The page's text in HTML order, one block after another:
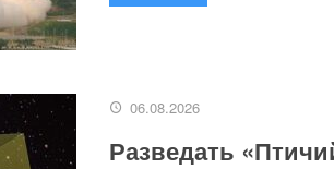
06.08.2026
Разведать